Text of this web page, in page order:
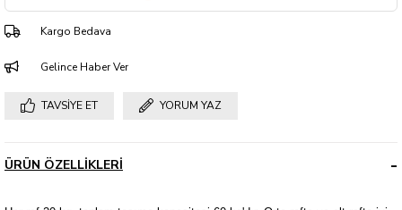
Kargo Bedava
Gelince Haber Ver
TAVSIYE ET YORUM YAZ
ÜRÜN ÖZELLIKLERI